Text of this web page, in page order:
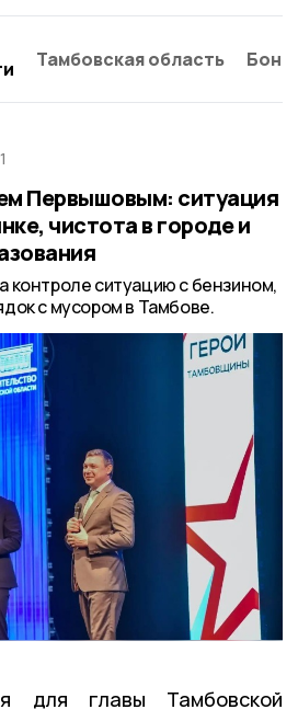
Тамбовская область
Первышовым: ситуация
чистота в городе и
контроле ситуацию с бензином,
с мусором в Тамбове.
для главы Тамбовской